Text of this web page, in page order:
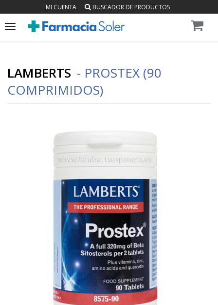
MI CUENTA BUSCADOR DE PRODUCTOS
Toggle
LAMBERTS - PROSTEX (90
COMPRIMIDOS)